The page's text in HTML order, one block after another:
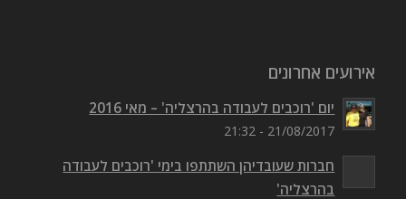
אירועים אחרונים
יום 'רוכבים לעבודה בהרצליה' – מאי 2016
21/08/2017 - 21:32
חברות שעובדיהן השתתפו בימי 'רוכבים לעבודה
בהרצליה'